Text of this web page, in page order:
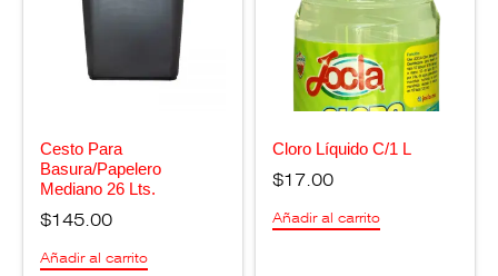
Cesto Para
Basura/Papelero
Mediano 26 Lts.
$145.00
Añadir al carrito
Cloro Líquido C/1 L
$17.00
Añadir al carrito